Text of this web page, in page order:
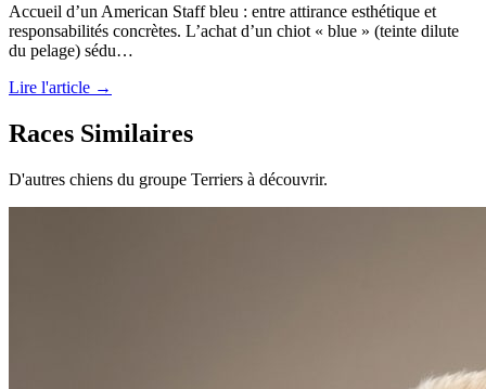
Accueil d’un American Staff bleu : entre attirance esthétique et
responsabilités concrètes. L’achat d’un chiot « blue » (teinte dilute
du pelage) sédu…
Lire l'article →
Races Similaires
D'autres chiens du groupe Terriers à découvrir.